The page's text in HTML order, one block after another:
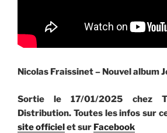
Nicolas Fraissinet – Nouvel album
Sortie le 17/01/2025 chez
Distribution. Toutes les infos sur
site officielet sur Facebook